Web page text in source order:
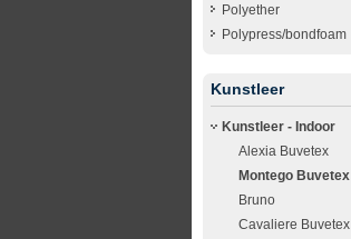
Polyether
Polypress/bondfoam
Kunstleer
Kunstleer - Indoor
Alexia Buvetex
Montego Buvetex
Bruno
Cavaliere Buvetex